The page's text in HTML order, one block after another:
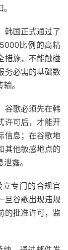
韩国正式通过了
比例的高精
措施，不能触碰
务必需的基础数
。
谷歌必须先在韩
许可后，才能开
信息；在谷歌地
其他敏感地点的
露。
专门的合规官
旦谷歌出现违规
的批准许可，监